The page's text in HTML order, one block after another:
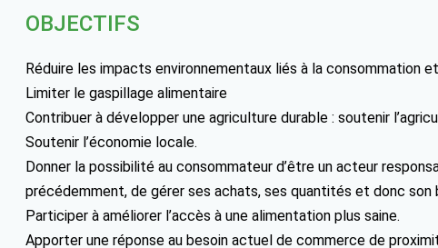
OBJECTIFS
Réduire les impacts environnementaux liés à la consommation
Limiter le gaspillage alimentaire
Contribuer à développer une agriculture durable : soutenir
Soutenir l’économie locale.
Donner la possibilité au consommateur d’être un acteur
précédemment, de gérer ses achats, ses quantités et donc son
Participer à améliorer l’accès à une alimentation plus saine.
Apporter une réponse au besoin actuel de commerce de